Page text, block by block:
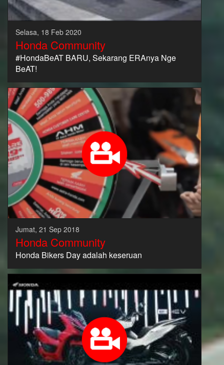
Selasa, 18 Feb 2020
Honda Community
#HondaBeAT BARU, Sekarang ERAnya Nge
BeAT!
Jumat, 21 Sep 2018
Honda Community
Honda Bikers Day adalah keseruan